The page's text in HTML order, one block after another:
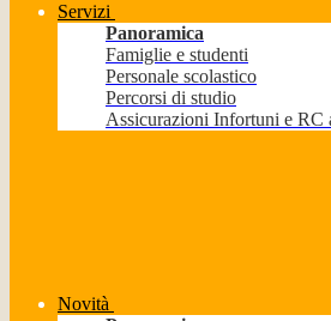
Servizi
Panoramica
Famiglie e studenti
Personale scolastico
Percorsi di studio
Assicurazioni Infortuni e RC
Novità